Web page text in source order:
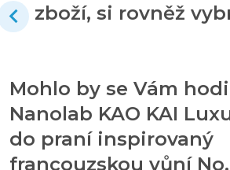
zboží, si rovněž
Mohlo by se Vám
Nanolab KAO KAI
do praní inspirovaný
francouzskou vůní